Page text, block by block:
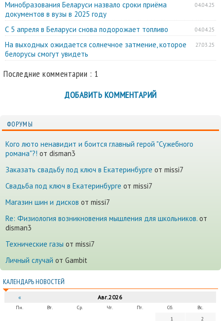
04.04.25
Минобразования Беларуси назвало сроки приёма
документов в вузы в 2025 году
04.04.25
С 5 апреля в Беларуси снова подорожает топливо
27.03.25
На выходных ожидается солнечное затмение, которое
белорусы смогут увидеть
Последние комментарии : 1
ДОБАВИТЬ КОММЕНТАРИЙ
ФОРУМЫ
Кого люто ненавидит и боится главный герой "Сужебного
романа"?! от disman3
Заказать свадьбу под ключ в Екатеринбурге от missi7
Cвадьба под ключ в Екатеринбурге от missi7
Магазин шин и дисков от missi7
Re: Физиология возникновения мышления для школьников. от
disman3
Технические газы от missi7
Личный случай от Gambit
КАЛЕНДАРЬ НОВОСТЕЙ
« Авг.2026
Пн. Вт. Ср. Чт. Пт. Сб.
Вс.
1
2